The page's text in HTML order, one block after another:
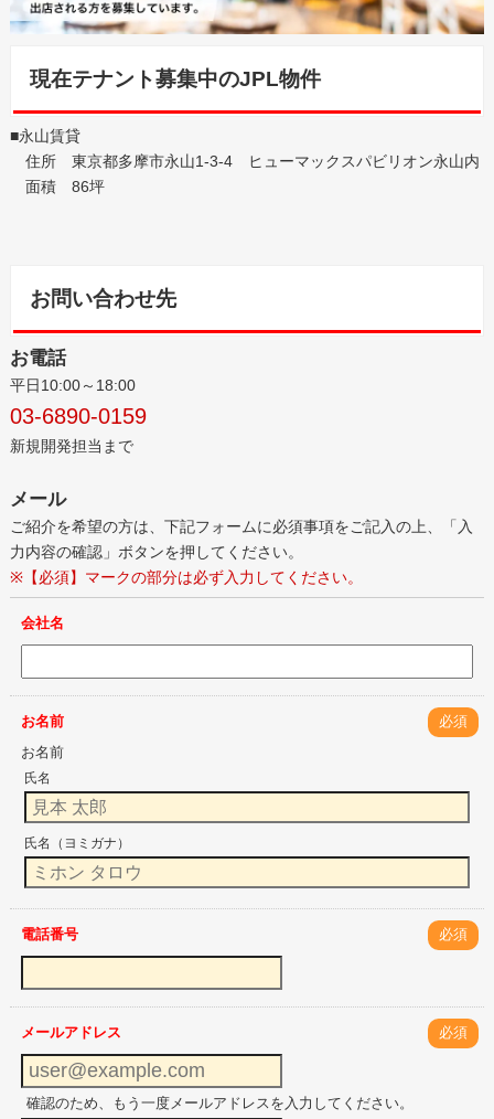
現在テナント募集中のJPL物件
■永山賃貸
住所 東京都多摩市永山1-3-4 ヒューマックスパビリオン永山内
面積 86坪
お問い合わせ先
お電話
平日10:00～18:00
03-6890-0159
新規開発担当まで
メール
ご紹介を希望の方は、下記フォームに必須事項をご記入の上、「入
力内容の確認」ボタンを押してください。
※【必須】マークの部分は必ず入力してください。
会社名
お名前
必須
お名前
氏名
氏名（ヨミガナ）
電話番号 必須
メールアドレス 必須
確認のため、もう一度メールアドレスを入力してください。